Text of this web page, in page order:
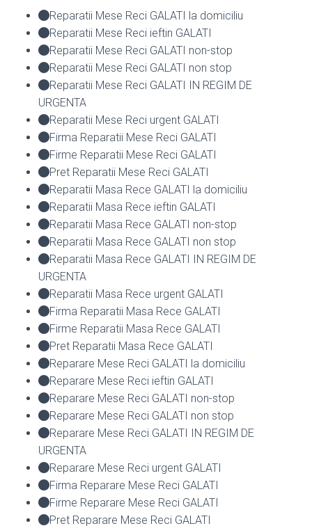
Reparatii Mese Reci GALATI la domiciliu
Reparatii Mese Reci ieftin GALATI
Reparatii Mese Reci GALATI non-stop
Reparatii Mese Reci GALATI non stop
Reparatii Mese Reci GALATI IN REGIM DE
URGENTA
Reparatii Mese Reci urgent GALATI
Firma Reparatii Mese Reci GALATI
Firme Reparatii Mese Reci GALATI
Pret Reparatii Mese Reci GALATI
Reparatii Masa Rece GALATI la domiciliu
Reparatii Masa Rece ieftin GALATI
Reparatii Masa Rece GALATI non-stop
Reparatii Masa Rece GALATI non stop
Reparatii Masa Rece GALATI IN REGIM DE
URGENTA
Reparatii Masa Rece urgent GALATI
Firma Reparatii Masa Rece GALATI
Firme Reparatii Masa Rece GALATI
Pret Reparatii Masa Rece GALATI
Reparare Mese Reci GALATI la domiciliu
Reparare Mese Reci ieftin GALATI
Reparare Mese Reci GALATI non-stop
Reparare Mese Reci GALATI non stop
Reparare Mese Reci GALATI IN REGIM DE
URGENTA
Reparare Mese Reci urgent GALATI
Firma Reparare Mese Reci GALATI
Firme Reparare Mese Reci GALATI
Pret Reparare Mese Reci GALATI